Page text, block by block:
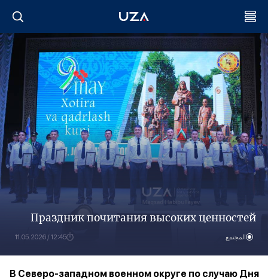
Праздник почитания высоких ценностей
المجتمع 12:45 / 11.05.2026
В Северо-западном военном округе по случаю Дня